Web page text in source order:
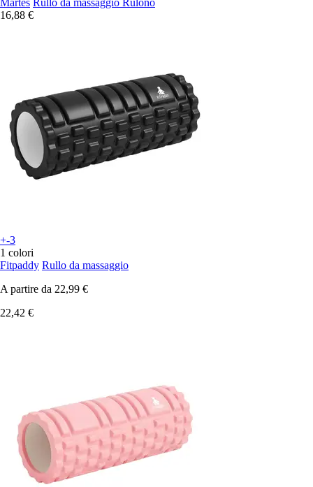
16,88 €
+-3
1 colori
Fitpaddy Rullo da massaggio
A partire da 22,99 €
22,42 €